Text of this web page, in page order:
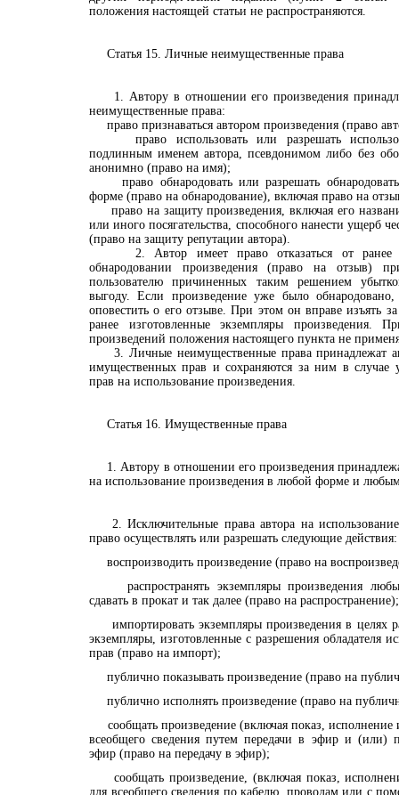
положения настоящей статьи не распространяются.
Статья 15. Личные неимущественные права
1. Автору в отношении его произведения
неимущественные права:
право признаваться автором произведения (право
право использовать или разрешать
подлинным именем автора, псевдонимом либо без
анонимно (право на имя);
право обнародовать или разрешать
форме (право на обнародование), включая право на
право на защиту произведения, включая его
или иного посягательства, способного нанести ущерб
(право на защиту репутации автора).
2. Автор имеет право отказаться от ранее
обнародовании произведения (право на отзыв)
пользователю причиненных таким решением
выгоду. Если произведение уже было
оповестить о его отзыве. При этом он вправе изъять
ранее изготовленные экземпляры произведения.
произведений положения настоящего пункта не
3. Личные неимущественные права принадлежат
имущественных прав и сохраняются за ним в случае
прав на использование произведения.
Статья 16. Имущественные права
1. Автору в отношении его произведения
на использование произведения в любой форме и
2. Исключительные права автора на использование
право осуществлять или разрешать следующие действия:
воспроизводить произведение (право на
распространять экземпляры произведения
сдавать в прокат и так далее (право на распространение);
импортировать экземпляры произведения в целях
экземпляры, изготовленные с разрешения обладателя
прав (право на импорт);
публично показывать произведение (право на
публично исполнять произведение (право на
сообщать произведение (включая показ, исполнение
всеобщего сведения путем передачи в эфир и (или)
эфир (право на передачу в эфир);
сообщать произведение, (включая показ,
для всеобщего сведения по кабелю, проводам или с